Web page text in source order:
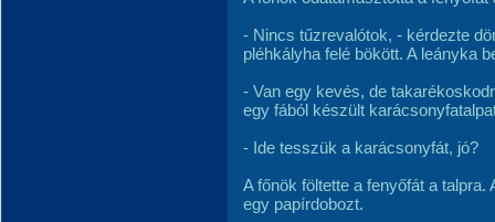
- Nincs tűzrevalótok, - kérdezte
pléhkályha felé bökött. A leányka
- Van egy kevés, de
egy fából készült
- Ide tesszük a karácsonyfát, jó?
A főnök föltette a fenyőfát a
egy papírdobozt.